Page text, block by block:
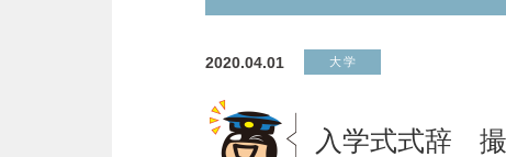
2020.04.01 大学
入学式式辞 撮